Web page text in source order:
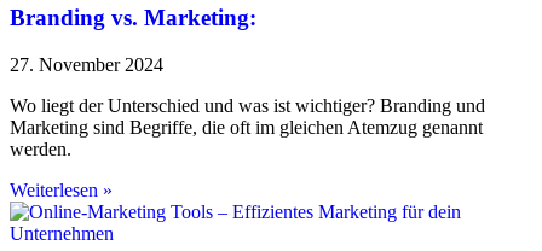
Branding vs. Marketing:
27. November 2024
Wo liegt der Unterschied und was ist wichtiger? Branding und
Marketing sind Begriffe, die oft im gleichen Atemzug genannt
werden.
Weiterlesen »